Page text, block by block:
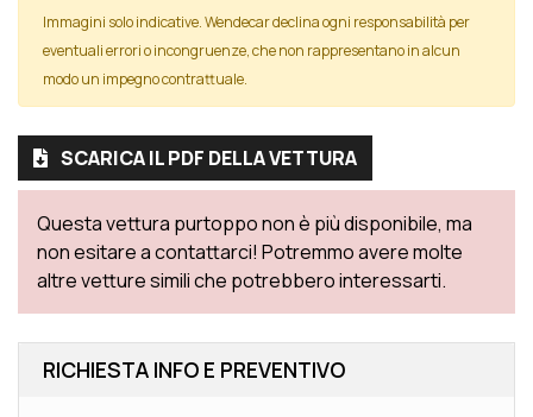
Immagini solo indicative. Wendecar declina ogni responsabilità per
eventuali errori o incongruenze, che non rappresentano in alcun
modo un impegno contrattuale.
SCARICA IL PDF DELLA VETTURA
Questa vettura purtoppo non è più disponibile, ma
non esitare a contattarci! Potremmo avere molte
altre vetture simili che potrebbero interessarti.
RICHIESTA INFO E PREVENTIVO